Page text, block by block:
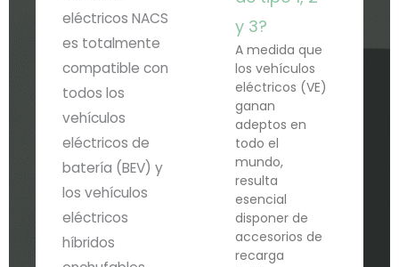
eléctricos NACS
es totalmente
compatible con
todos los
vehículos
eléctricos de
batería (BEV) y
los vehículos
eléctricos
híbridos
y 3?
A medida que
los vehículos
eléctricos (VE)
ganan
adeptos en
todo el
mundo,
resulta
esencial
disponer de
accesorios de
recarga